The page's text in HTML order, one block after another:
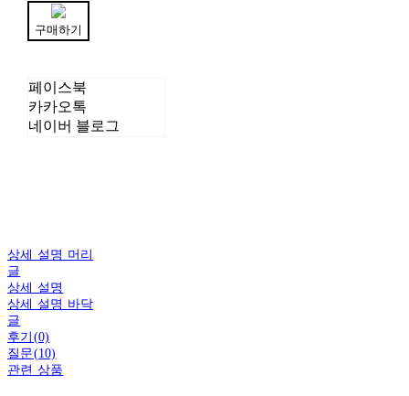
구매하기
페이스북
카카오톡
네이버 블로그
상세 설명 머리
글
상세 설명
상세 설명 바닥
글
후기(0)
질문(10)
관련 상품